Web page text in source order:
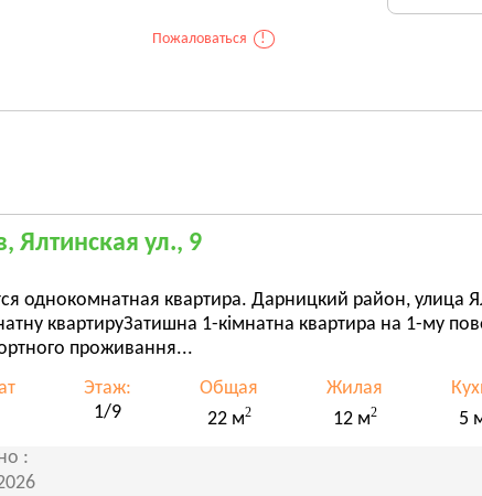
Пожаловаться
!
Ялтинская ул., 9
однокомнатная квартира. Дарницкий район, улица
квартируЗатишна 1-кімнатна квартира на 1-му
проживання...
Этаж:
1/9
Общая
22 м2
Жилая
12 м2
5
: